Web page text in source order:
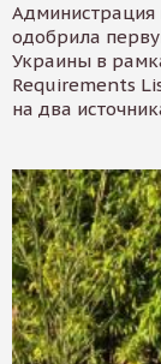
одобрила
Украины в
Requirements
на два